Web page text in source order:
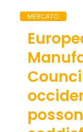
MERCATO